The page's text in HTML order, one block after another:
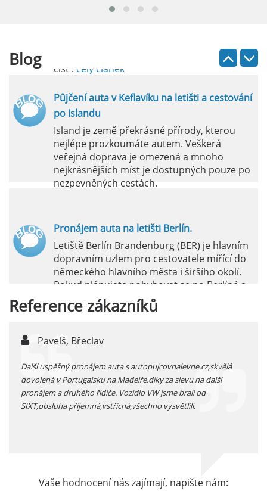
Blog
Půjčení auta na letišti Lefkada je skvělý
číst : celý článek
Půjčení auta v Keflavíku na letišti a cestování
po Islandu
Island je země překrásné přírody, kterou
nejlépe prozkoumáte autem. Veškerá
veřejná doprava je omezená a mnoho
nejkrásnějších míst je dostupných pouze po
nezpevněných cestách.
Pronájem auta na letišti Berlín.
Letiště Berlín Brandenburg (BER) je hlavním
dopravním uzlem pro cestovatele mířící do
německého hlavního města i širšího okolí.
Pokud plánujete pohybovat se po Berlíně a
okolních regionech bez omezení, pronájem
auta přímo na letišti je ideální volbou.
Letiště Marseille, oficiálně známé jako
mezinárodní letiště Marseille-Provence, je
hlavní vstupní branou do regionu Provence
a nachází se přibližně 27 km od centra města
Reference zákazníků
Pavelš, Břeclav
Další uspěšný pronájem auta s autopujcovnalevne.cz,skvělá
dovolená v Portugalsku na Madeiře.díky za slevu na další
pronájem a druhého řidiče. Vozidlo VW jsme brali od
SIXT,obsluha příjemná,vstřícná,všechno vysvětlili.
Vaše hodnocení nás zajímají, napište nám: